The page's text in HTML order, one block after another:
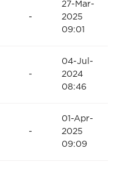
-
27-Mar-
2025
09:01
-
04-Jul-
2024
08:46
-
01-Apr-
2025
09:09